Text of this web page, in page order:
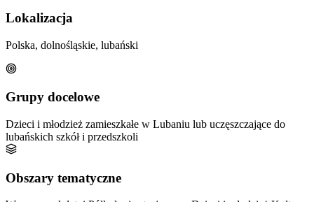
Lokalizacja
Polska, dolnośląskie, lubański
Grupy docelowe
Dzieci i młodzież zamieszkałe w Lubaniu lub uczęszczające do
lubańskich szkół i przedszkoli
Obszary tematyczne